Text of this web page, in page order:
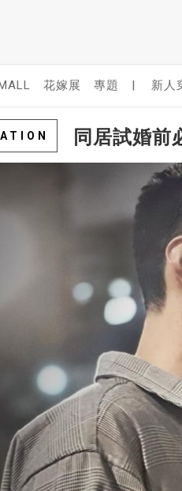
花嫁展 專題 | 新人
同居試婚前